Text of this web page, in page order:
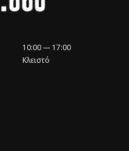
10:00 — 17:00
Κλειστό